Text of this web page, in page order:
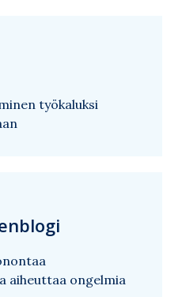
työkaluksi
aiheuttaa ongelmia